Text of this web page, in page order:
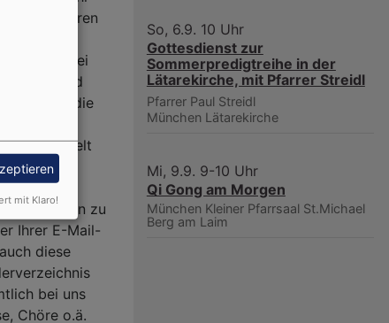
bei
-ort. Dabei
und
soweit die
übermittelt
Angaben zu
Ihrer E-Mail-
diese
bei uns
Chöre o.ä.
So, 6.9. 10 Uhr
Gottesdienst zur
Sommerpredigtreihe in der
Lätarekirche, mit Pfarrer Streidl
Pfarrer Paul Streidl
München Lätarekirche
Mi, 9.9. 9-10 Uhr
Qi Gong am Morgen
München Kleiner Pfarrsaal St.Michael
Berg am Laim
mit Klaro!